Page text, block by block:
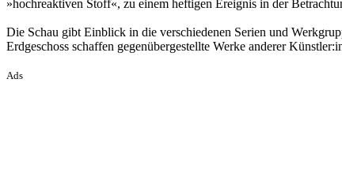
»hochreaktiven Stoff«, zu einem heftigen Ereignis in der
Die Schau gibt Einblick in die verschiedenen Serien und
Erdgeschoss schaffen gegenübergestellte Werke anderer
Ads